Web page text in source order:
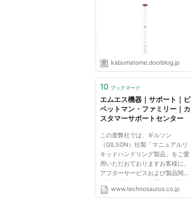
kabumatome.doorblog.jp
10 ブックマーク
エムエス機器｜サポート｜ピ
ペットマン・ファミリー｜カ
スタマーサポートセンター
この度弊社では、ギルソン
（GILSON）社製「マニュアルリ
キッドハンドリング製品」をご愛
用いただおておりますお客様に、
アフターサービスおよび製品関連
の詳細情報などを公開し、「情報
の共有」と「相互コミュニケーシ
www.technosaurus.co.jp